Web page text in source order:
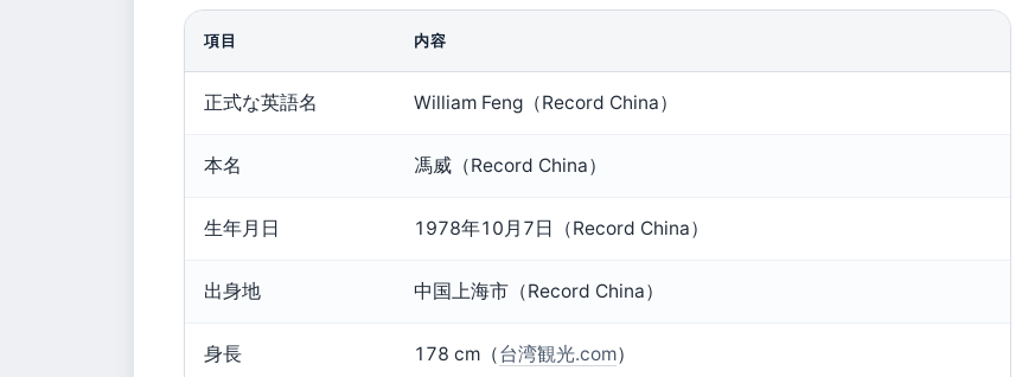
項目 内容
正式な英語名 William Feng（Record China）
本名 馮威（Record China）
生年月日 1978年10月7日（Record China）
出身地 中国上海市（Record China）
身長 178 cm（台湾観光.com）